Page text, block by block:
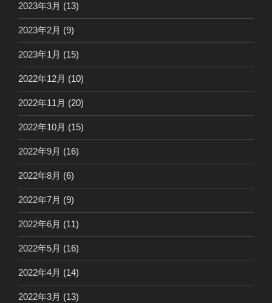
2023年3月 (13)
2023年2月 (9)
2023年1月 (15)
2022年12月 (10)
2022年11月 (20)
2022年10月 (15)
2022年9月 (16)
2022年8月 (6)
2022年7月 (9)
2022年6月 (11)
2022年5月 (16)
2022年4月 (14)
2022年3月 (13)